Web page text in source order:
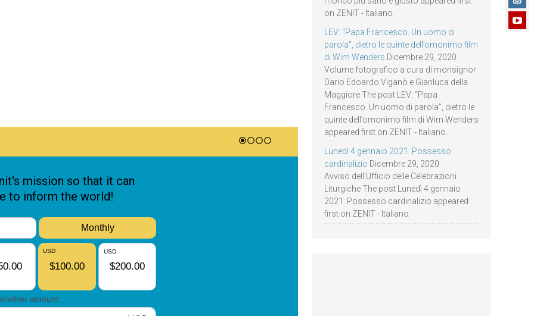
on ZENIT - Italiano.
LEV: “Papa Francesco. Un uomo di
parola”, dietro le quinte dell’omonimo film
di Wim Wenders Dicembre 29, 2020
Volume fotografico a cura di monsignor
Dario Edoardo Viganò e Gianluca della
Maggiore The post LEV: “Papa
Francesco. Un uomo di parola”, dietro le
quinte dell’omonimo film di Wim Wenders
appeared first on ZENIT - Italiano.
Lunedì 4 gennaio 2021: Possesso
cardinalizio Dicembre 29, 2020
Avviso dell’Ufficio delle Celebrazioni
Liturgiche The post Lunedì 4 gennaio
2021: Possesso cardinalizio appeared
first on ZENIT - Italiano.